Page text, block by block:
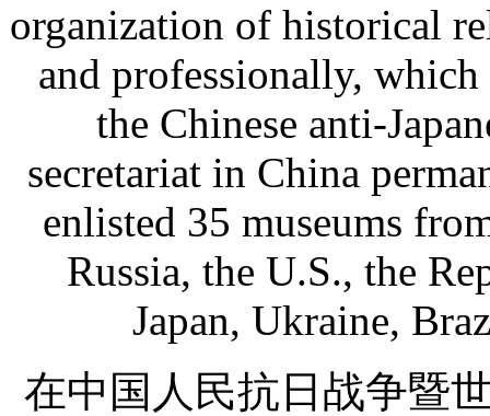
organization of historical
and professionally,
the Chinese anti-
secretariat in China
enlisted 35 museums
Russia, the U.S., the
Japan, Ukraine,
在中国人民抗日战争暨